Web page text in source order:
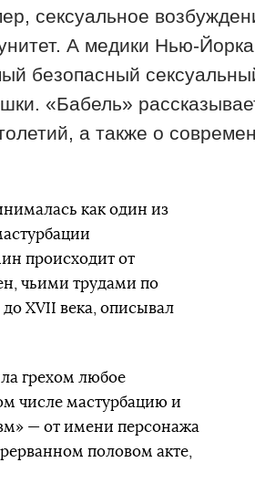
сексуальное
А медики Нью-
безопасный
«Бабель»
а также о
как один из
происходит от
чьими трудами по
XVII века, описывал
грехом любое
числе мастурбацию и
— от имени персонажа
половом акте,